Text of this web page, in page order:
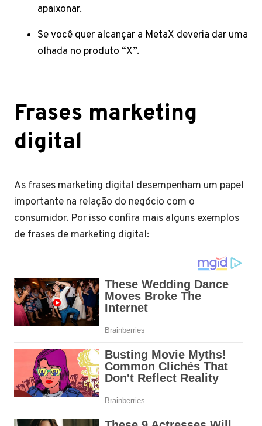
apaixonar.
Se você quer alcançar a MetaX deveria dar uma
olhada no produto “X”.
Frases marketing
digital
As frases marketing digital desempenham um papel
importante na relação do negócio com o
consumidor. Por isso confira mais alguns exemplos
de frases de marketing digital: